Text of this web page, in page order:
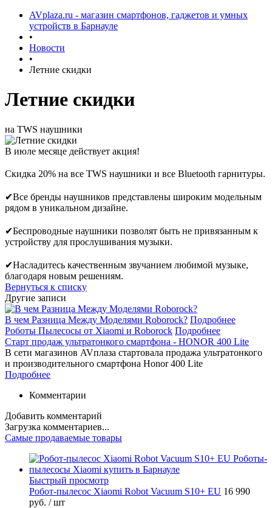
AVplaza.ru - магазин смартфонов, гаджетов и умных
устройств в Барнауле
•
Новости
•
Летние скидки
Летние скидки
на TWS наушники
В июле месяце действует акция!
Скидка 20% на все TWS наушники и все Bluetooth гарнитуры.
✔Все бренды наушников представлены широким модельным
рядом в уникальном дизайне.
✔Беспроводные наушники позволят быть не привязанным к
устройству для прослушивания музыки.
✔Насладитесь качественным звучанием любимой музыке,
благодаря новым решениям.
Вернуться к списку
Другие записи
В чем Разница Между Моделями Roborock? Подробнее
Роботы Пылесосы от Xiaomi и Roborock Подробнее
Старт продаж ультратонкого смартфона - HONOR 400 Lite
В сети магазинов AVплаза стартовала продажа ультратонкого
и производительного смартфона Honor 400 Lite
Подробнее
Комментарии
Добавить комментарий
Загрузка комментариев...
Самые продаваемые товары
Быстрый просмотр
Робот-пылесос Xiaomi Robot Vacuum S10+ EU 16 990
руб. / шт